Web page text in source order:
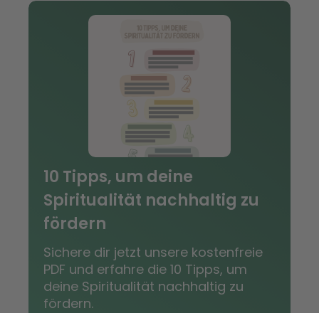
10 Tipps, um deine
Spiritualität nachhaltig zu
fördern
Sichere dir jetzt unsere kostenfreie
PDF und erfahre die 10 Tipps, um
deine Spiritualität nachhaltig zu
fördern.